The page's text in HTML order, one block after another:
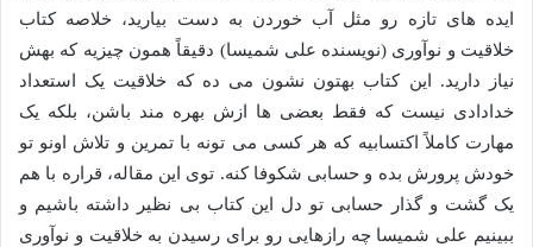
ایده های تازه رو مثل آب خوردن به دست بیارید، خلاصه کتاب
خلاقیت و نوآوری (نویسنده علی شمیسا) دقیقاً همون چیزیه که بهش
نیاز دارید. این کتاب بهتون نشون می ده که خلاقیت یک استعداد
خدادادی نیست که فقط بعضی ها ازش بهره مند باشن، بلکه یک
مهارت کاملاً اکتسابیه که هر کسی می تونه با تمرین و تلاش اونو تو
خودش پرورش بده و حسابی شکوفا کنه. توی این مقاله، قراره با هم
یک گشت و گذار حسابی تو دل این کتاب بی نظیر داشته باشیم و
ببینیم علی شمیسا چه رازهایی رو برای رسیدن به خلاقیت و نوآوری